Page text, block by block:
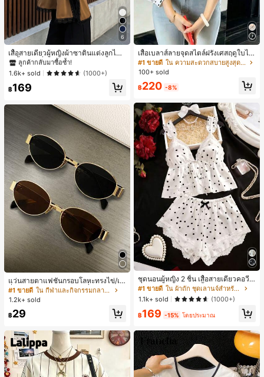
6
เสื้อสายเดี่ยวผู้หญิงผ้าซาตินแต่งลูกไม้
- เสื้อสายเดี่ยวฤดูร้อนสีคากีมีรอยผ่าด้า
นข้างที่น่าดึงดูดแบบสบายๆ
#1 ขายดี
ใน สีกากี เสื้อสตรี เสื้อเบลาส์ & Tee
ลูกค้ากลับมาซื้อซ้ำ!
#1 ขายดี
ใน สีกากี เสื้อสตรี เสื้อเบลาส์ & Tee
ลูกค้ากลับมาซื้อซ้ำ!
#1 ขายดี
ใน สีกากี เสื้อสตรี เสื้อเบลาส์ & Tee
ลูกค้ากลับมาซื้อซ้ำ!
#1 ขายดี
ลูกค้ากลับมาซื้อซ้ำ!
1.6k+ sold (1000+)
฿169
แว่นสายตาแฟชั่นกรอบโลหะทรงไข่/เห
ลี่ยมสำหรับผู้หญิง (กรอบครึ่ง), เหมาะ
สำหรับใส่ในชีวิตประจำวันและกิจกรรม
#1 ขายดี
ใน กีฬาและกิจกรรมกลางแจ้ง
1.2k+ sold
฿29
เสื้อเบลาส์ลายจุดสไตล์ฝรั่งเศสฤดูใบไม้
ร่วง, ทรงเข้ารูป, แขนยาวคอวี, สไตล์ให
ม่ฤดูใบไม้ผลิ, ป้องกันแสงแดด, ใส่ไป
#1 ขายดี
ใน ความสะดวกสบายสูงสุด เสื้อสตรี เสื้อเบลาส์ & Tee
100+ sold
฿220 -8%
ชุดนอนผู้หญิง 2 ชิ้น เสื้อสายเดี่ยวคอวีลู
กไม้ พร้อมกางเกงขาสั้นแต่งลูกไม้ แต่ง
โบว์ที่เอว ชุดลำลองผู้หญิงนุ่มสบายน่ารั
ก สไตล์เอสเธติก
#1 ขายดี
ใน ผ้าถัก ชุดเลานจ์สำหรับผู้หญิง
1.1k+ sold
(1000+)
฿169 -15% โดยประมาณ